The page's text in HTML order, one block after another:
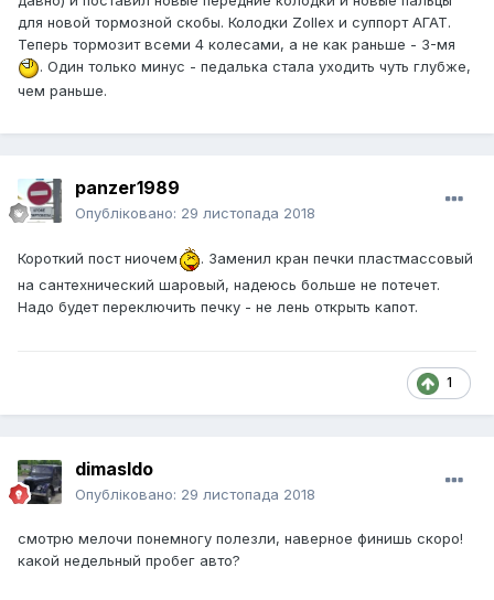
для новой тормозной скобы. Колодки Zollex и суппорт АГАТ.
Теперь тормозит всеми 4 колесами, а не как раньше - 3-мя
. Один только минус - педалька стала уходить чуть глубже,
чем раньше.
panzer1989
Опубліковано: 29 листопада 2018
Короткий пост ниочем
. Заменил кран печки пластмассовый
на сантехнический шаровый, надеюсь больше не потечет.
Надо будет переключить печку - не лень открыть капот.
1
dimasldo
Опубліковано: 29 листопада 2018
смотрю мелочи понемногу полезли, наверное финишь скоро!
какой недельный пробег авто?